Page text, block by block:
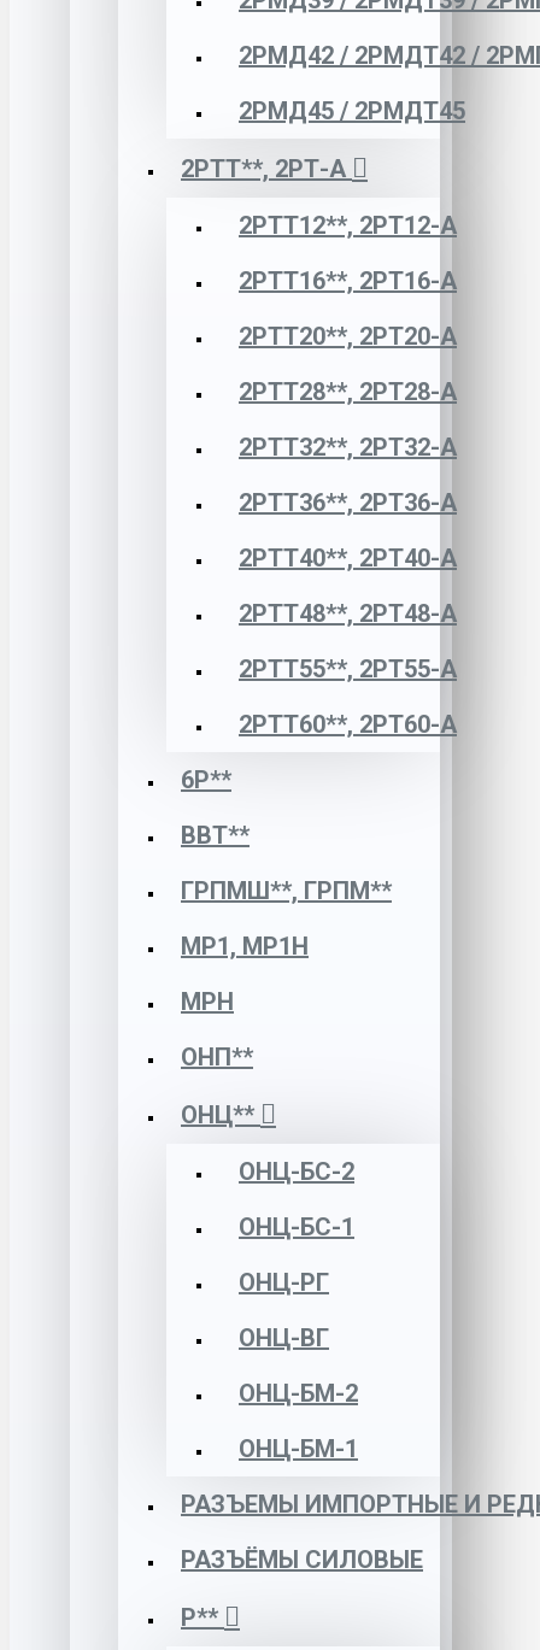
2РМД42 / 2РМДТ42 /
2РМД45 / 2РМДТ45
2РТТ**, 2РТ-А
2РТТ12**, 2РТ12-А
2РТТ16**, 2РТ16-А
2РТТ20**, 2РТ20-А
2РТТ28**, 2РТ28-А
2РТТ32**, 2РТ32-А
2РТТ36**, 2РТ36-А
2РТТ40**, 2РТ40-А
2РТТ48**, 2РТ48-А
2РТТ55**, 2РТ55-А
2РТТ60**, 2РТ60-А
6Р**
ВВТ**
ГРПМШ**, ГРПМ**
МР1, МР1Н
МРН
ОНП**
ОНЦ**
ОНЦ-БС-2
ОНЦ-БС-1
ОНЦ-РГ
ОНЦ-ВГ
ОНЦ-БМ-2
ОНЦ-БМ-1
РАЗЪЕМЫ ИМПОРТНЫЕ И
РАЗЪЁМЫ СИЛОВЫЕ
Р**